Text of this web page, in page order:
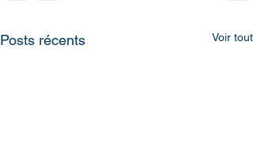
Posts récents Voir tout